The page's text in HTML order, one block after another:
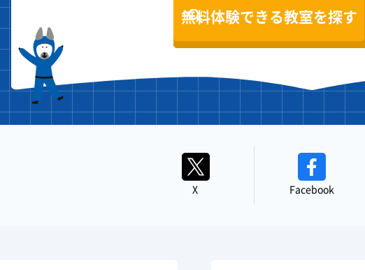
無料体験できる教室を探す
X Facebook